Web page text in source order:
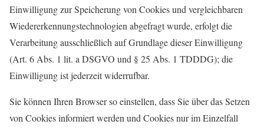
Einwilligung zur Speicherung von Cookies und vergleichbaren
Wiedererkennungstechnologien abgefragt wurde, erfolgt die
Verarbeitung ausschließlich auf Grundlage dieser Einwilligung
(Art. 6 Abs. 1 lit. a DSGVO und § 25 Abs. 1 TDDDG); die
Einwilligung ist jederzeit widerrufbar.
Sie können Ihren Browser so einstellen, dass Sie über das Setzen
von Cookies informiert werden und Cookies nur im Einzelfall